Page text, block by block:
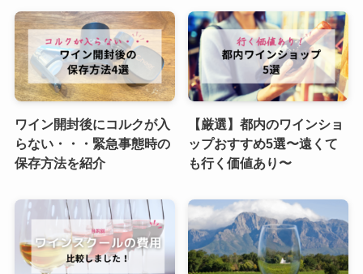
ワイン開封後にコルクが入
らない・・・緊急事態時の
保存方法を紹介
【厳選】都内のワインショ
ップおすすめ5選〜遠くて
も行く価値あり〜